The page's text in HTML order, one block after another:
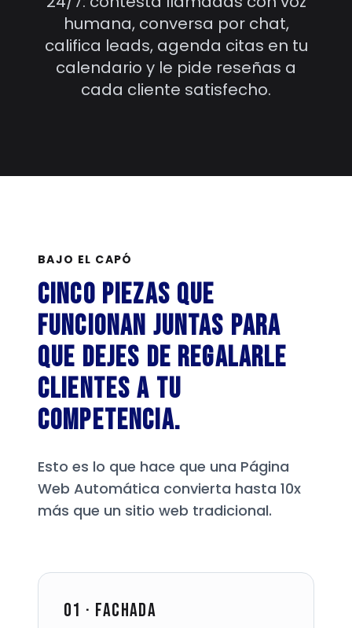
humana, conversa por chat,
califica leads, agenda citas en tu
calendario y le pide reseñas a
cada cliente satisfecho.
BAJO EL CAPÓ
Cinco piezas que
funcionan juntas para
que dejes de regalarle
clientes a tu
competencia.
Esto es lo que hace que una Página
Web Automática convierta hasta 10x
más que un sitio web tradicional.
01 · Fachada